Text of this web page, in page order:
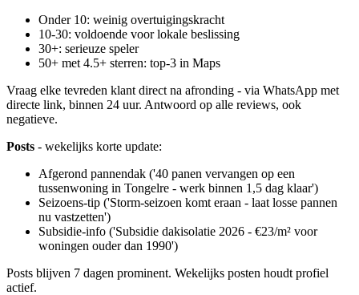
Onder 10: weinig overtuigingskracht
10-30: voldoende voor lokale beslissing
30+: serieuze speler
50+ met 4.5+ sterren: top-3 in Maps
Vraag elke tevreden klant direct na afronding - via WhatsApp met
directe link, binnen 24 uur. Antwoord op alle reviews, ook
negatieve.
Posts - wekelijks korte update:
Afgerond pannendak ('40 panen vervangen op een
tussenwoning in Tongelre - werk binnen 1,5 dag klaar')
Seizoens-tip ('Storm-seizoen komt eraan - laat losse pannen
nu vastzetten')
Subsidie-info ('Subsidie dakisolatie 2026 - €23/m² voor
woningen ouder dan 1990')
Posts blijven 7 dagen prominent. Wekelijks posten houdt profiel
actief.